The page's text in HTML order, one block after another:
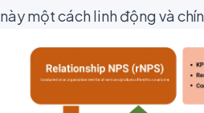
này một cách linh động và